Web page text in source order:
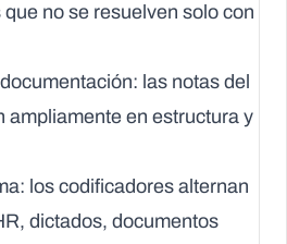
que no se resuelven solo con
: las notas del
ampliamente en estructura y
: los codificadores alternan
dictados, documentos